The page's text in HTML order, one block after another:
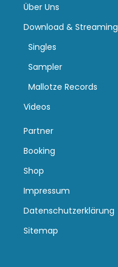
Über Uns
Download & Streaming
Singles
Sampler
Mallotze Records
Videos
Partner
Booking
Shop
Impressum
Datenschutzerklärung
Sitemap